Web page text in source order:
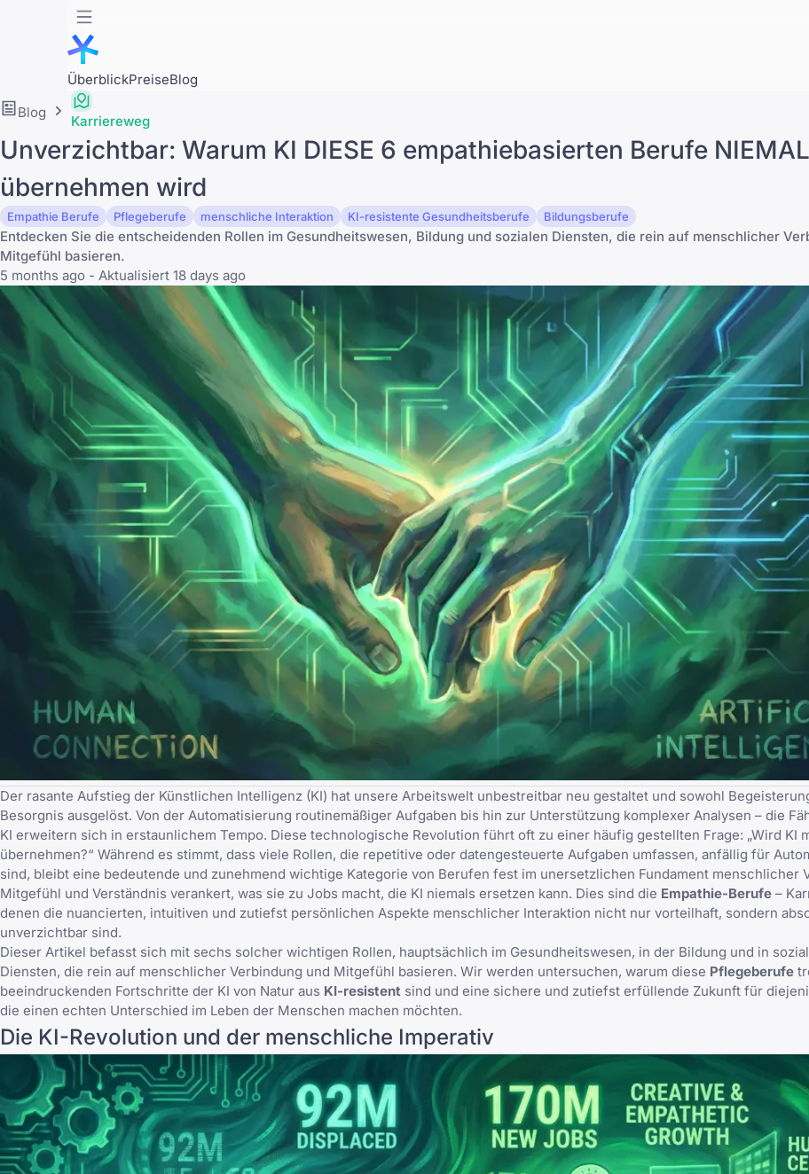
ÜberblickPreiseBlog
Blog
Karriereweg
Unverzichtbar: Warum KI DIESE 6 empathiebasierten Berufe
übernehmen wird
Empathie Berufe Pflegeberufe menschliche Interaktion KI-resistente Gesundheitsberufe Bildungsberufe
Entdecken Sie die entscheidenden Rollen im Gesundheitswesen, Bildung und sozialen Diensten, die rein auf menschlicher
Mitgefühl basieren.
5 months ago - Aktualisiert 18 days ago
Der rasante Aufstieg der Künstlichen Intelligenz (KI) hat unsere Arbeitswelt unbestreitbar neu gestaltet und sowohl
Besorgnis ausgelöst. Von der Automatisierung routinemäßiger Aufgaben bis hin zur Unterstützung komplexer Analysen – die
KI erweitern sich in erstaunlichem Tempo. Diese technologische Revolution führt oft zu einer häufig gestellten Frage: „Wird KI
übernehmen?“ Während es stimmt, dass viele Rollen, die repetitive oder datengesteuerte Aufgaben umfassen, anfällig für
sind, bleibt eine bedeutende und zunehmend wichtige Kategorie von Berufen fest im unersetzlichen Fundament menschlicher
Mitgefühl und Verständnis verankert, was sie zu Jobs macht, die KI niemals ersetzen kann. Dies sind die Empathie-Berufe –
denen die nuancierten, intuitiven und zutiefst persönlichen Aspekte menschlicher Interaktion nicht nur vorteilhaft, sondern
unverzichtbar sind.
Dieser Artikel befasst sich mit sechs solcher wichtigen Rollen, hauptsächlich im Gesundheitswesen, in der Bildung und in
Diensten, die rein auf menschlicher Verbindung und Mitgefühl basieren. Wir werden untersuchen, warum diese Pflegeberufe
beeindruckenden Fortschritte der KI von Natur aus KI-resistent sind und eine sichere und zutiefst erfüllende Zukunft für
die einen echten Unterschied im Leben der Menschen machen möchten.
Die KI-Revolution und der menschliche Imperativ